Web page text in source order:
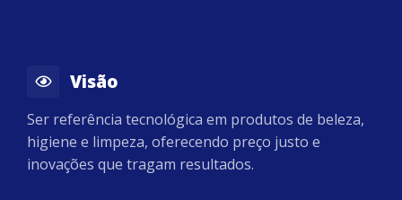
Visão
Ser referência tecnológica em produtos de beleza,
higiene e limpeza, oferecendo preço justo e
inovações que tragam resultados.